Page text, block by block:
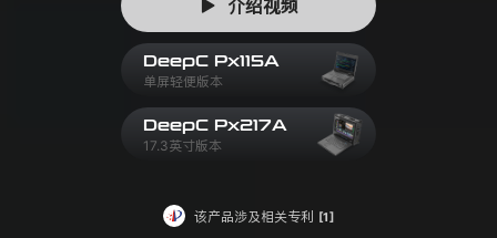
介绍视频
DeepC Px115A
单屏轻便版本
DeepC Px217A
17.3英寸版本
该产品涉及相关专利 [1]